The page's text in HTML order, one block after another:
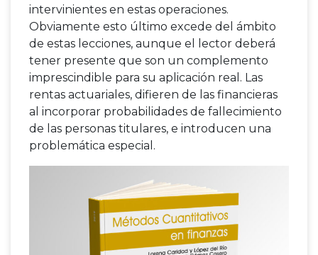
intervinientes en estas operaciones.
Obviamente esto último excede del ámbito
de estas lecciones, aunque el lector deberá
tener presente que son un complemento
imprescindible para su aplicación real. Las
rentas actuariales, difieren de las financieras
al incorporar probabilidades de fallecimiento
de las personas titulares, e introducen una
problemática especial.